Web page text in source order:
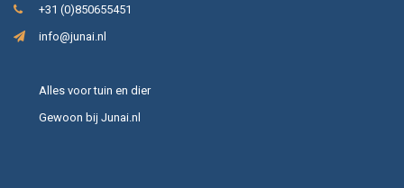
+31 (0)850655451
info@junai.nl
Alles voor tuin en dier
Gewoon bij Junai.nl